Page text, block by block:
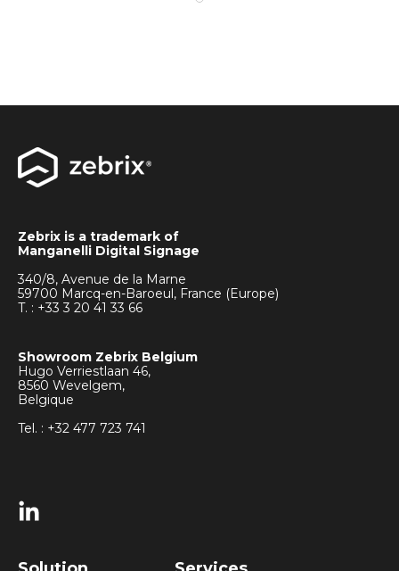
Zebrix is a trademark of
Manganelli Digital Signage
340/8, Avenue de la Marne
59700 Marcq-en-Baroeul, France (Europe)
T. : +333 20 41 33 66
Showroom Zebrix Belgium
Hugo Verriestlaan 46,
8560 Wevelgem,
Belgique
Tel. : +32 477 723 741